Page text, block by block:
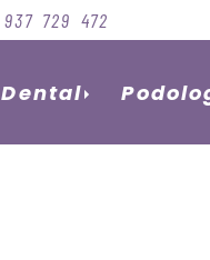
937 729 472
Dental